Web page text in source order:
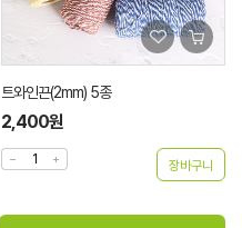
트와인끈(2mm) 5종
2,400원